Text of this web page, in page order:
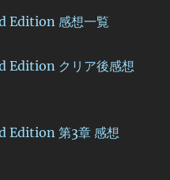
Edition 感想一覧
Edition クリア後感想
Edition 第3章 感想